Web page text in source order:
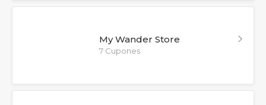
My Wander Store
7 Cupones